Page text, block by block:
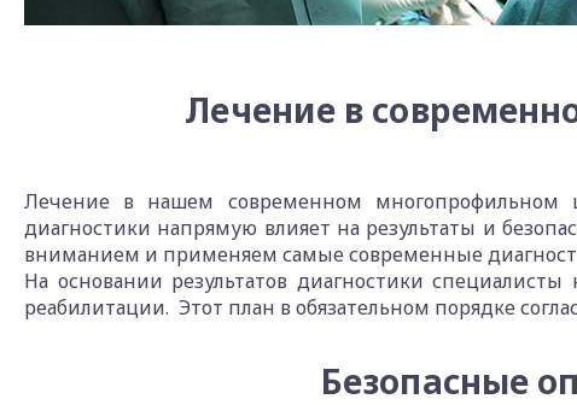
Лечение в
Лечение в нашем современном многопрофильном
диагностики напрямую влияет на результаты и
вниманием и применяем самые современные
На основании результатов диагностики
реабилитации. Этот план в обязательном порядке
Безопасные